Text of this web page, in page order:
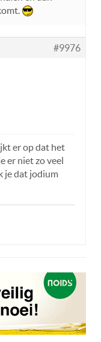
#9976
er op dat het
er niet zo veel
je dat jodium